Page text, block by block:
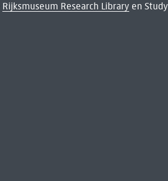
Rijksmuseum Research Libraryen